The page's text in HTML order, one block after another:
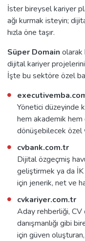
İster bireysel kariyer
ağı kurmak isteyin;
hızla öne taşır.
Süper Domain olarak
dijital kariyer
İşte bu sektöre özel
Yönetici düzeyinde
hem akademik
dönüşebilecek özel
cvbank.com.tr
Dijital özgeçmiş
geliştirmek ya da
için jenerik, net ve
cvkariyer.com.tr
Aday rehberliği, CV
danışmanlığı gibi
için güven